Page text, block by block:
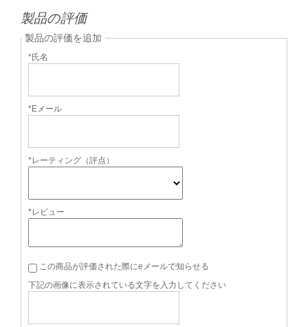
製品の評価
製品の評価を追加
*氏名
*Eメール
*レーティング（評点）
*レビュー
この商品が評価された際にeメールで知らせる
下記の画像に表示されている文字を入力してください